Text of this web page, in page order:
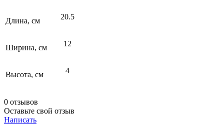
Длина, см 20.5
Ширина, см 12
Высота, см 4
0 отзывов
Оставьте свой отзыв
Написать